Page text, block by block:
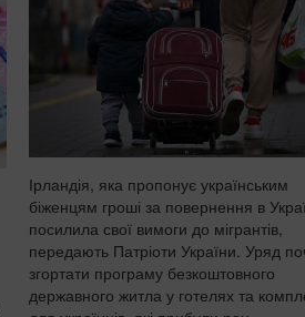
Ірландія, яка пропонує українським
біженцям гроші за повернення в
посилила свої вимоги до мігрантів,
передають Патріоти України. Уряд
згортати програму безкоштовного
державного житла у готелях та